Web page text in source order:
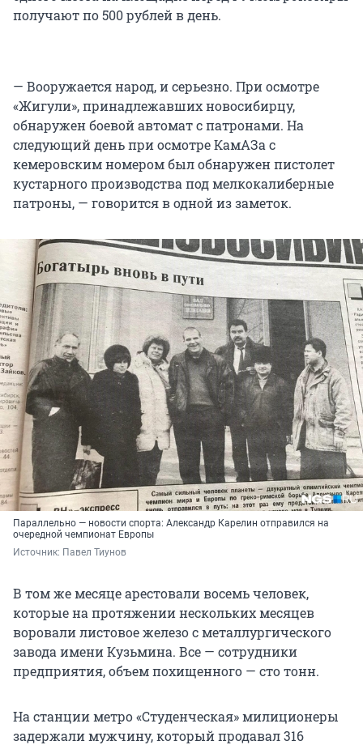
получают по 500 рублей в день.
— Вооружается народ, и серьезно. При осмотре
«Жигули», принадлежавших новосибирцу,
обнаружен боевой автомат с патронами. На
следующий день при осмотре КамАЗа с
кемеровским номером был обнаружен пистолет
кустарного производства под мелкокалиберные
патроны, — говорится в одной из заметок.
Параллельно — новости спорта: Александр Карелин отправился на
очередной чемпионат Европы
Источник: Павел Тиунов
В том же месяце арестовали восемь человек,
которые на протяжении нескольких месяцев
воровали листовое железо с металлургического
завода имени Кузьмина. Все — сотрудники
предприятия, объем похищенного — сто тонн.
На станции метро «Студенческая» милиционеры
задержали мужчину, который продавал 316